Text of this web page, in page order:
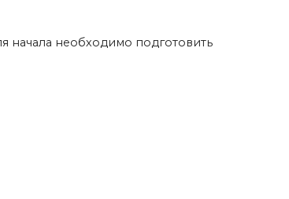
начала необходимо подготовить